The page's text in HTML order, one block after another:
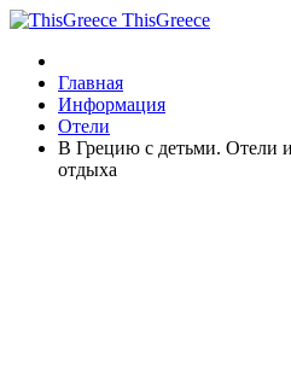
ThisGreece
Главная
Информация
Отели
В Грецию с детьми. Отели
отдыха